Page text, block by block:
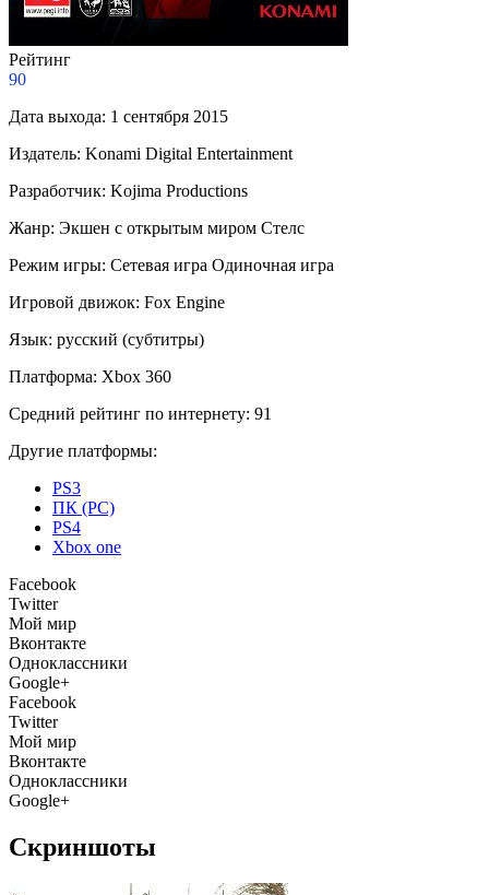
Рейтинг
90
Дата выхода: 1 сентября 2015
Издатель: Konami Digital Entertainment
Разработчик: Kojima Productions
Жанр: Экшен с открытым миром Стелс
Режим игры: Сетевая игра Одиночная игра
Игровой движок: Fox Engine
Язык: русский (субтитры)
Платформа: Xbox 360
Средний рейтинг по интернету: 91
Другие платформы:
PS3
ПК (PC)
PS4
Xbox one
Facebook
Twitter
Мой мир
Вконтакте
Одноклассники
Google+
Facebook
Twitter
Мой мир
Вконтакте
Одноклассники
Google+
Скриншоты